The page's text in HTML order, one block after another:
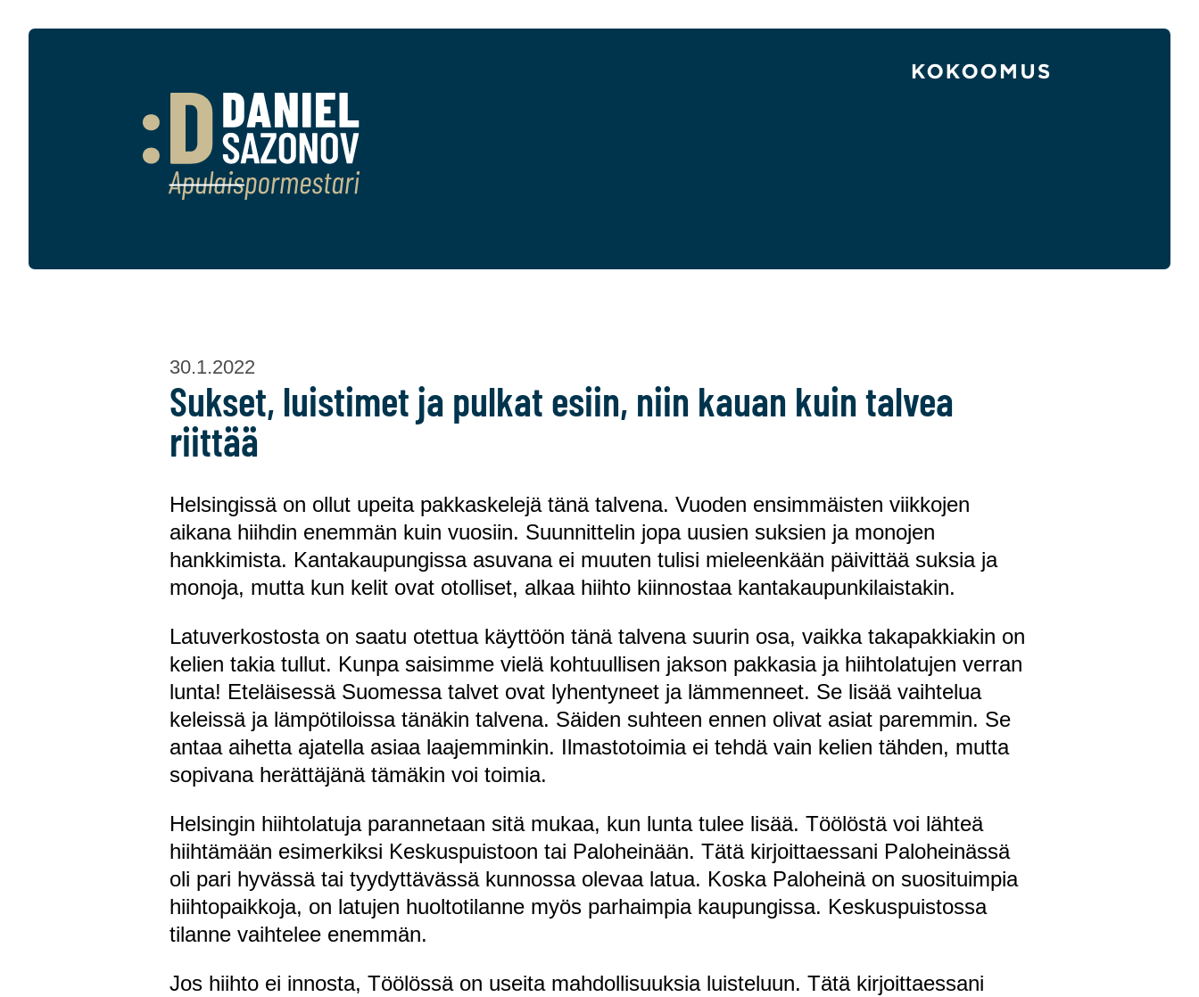
30.1.2022
Sukset, luistimet ja pulkat esiin, niin kauan kuin talvea
riittää
Helsingissä on ollut upeita pakkaskelejä tänä talvena. Vuoden ensimmäisten viikkojen
aikana hiihdin enemmän kuin vuosiin. Suunnittelin jopa uusien suksien ja monojen
hankkimista. Kantakaupungissa asuvana ei muuten tulisi mieleenkään päivittää suksia ja
monoja, mutta kun kelit ovat otolliset, alkaa hiihto kiinnostaa kantakaupunkilaistakin.
Latuverkostosta on saatu otettua käyttöön tänä talvena suurin osa, vaikka takapakkiakin on
kelien takia tullut. Kunpa saisimme vielä kohtuullisen jakson pakkasia ja hiihtolatujen verran
lunta! Eteläisessä Suomessa talvet ovat lyhentyneet ja lämmenneet. Se lisää vaihtelua
keleissä ja lämpötiloissa tänäkin talvena. Säiden suhteen ennen olivat asiat paremmin. Se
antaa aihetta ajatella asiaa laajemminkin. Ilmastotoimia ei tehdä vain kelien tähden, mutta
sopivana herättäjänä tämäkin voi toimia.
Helsingin hiihtolatuja parannetaan sitä mukaa, kun lunta tulee lisää. Töölöstä voi lähteä
hiihtämään esimerkiksi Keskuspuistoon tai Paloheinään. Tätä kirjoittaessani Paloheinässä
oli pari hyvässä tai tyydyttävässä kunnossa olevaa latua. Koska Paloheinä on suosituimpia
hiihtopaikkoja, on latujen huoltotilanne myös parhaimpia kaupungissa. Keskuspuistossa
tilanne vaihtelee enemmän.
Jos hiihto ei innosta, Töölössä on useita mahdollisuuksia luisteluun. Tätä kirjoittaessani